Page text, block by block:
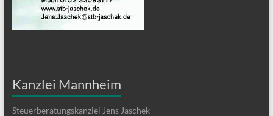
Kanzlei Mannheim
Steuerberatungskanzlei Jens Jaschek